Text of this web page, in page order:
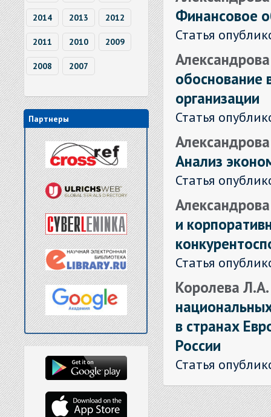
2014 2013 2012
2011 2010 2009
2008 2007
Партнеры
Финансовое
Статья
обоснование
организации
Статья
Анализ
Статья
и
Статья
Королева
в странах
России
Статья